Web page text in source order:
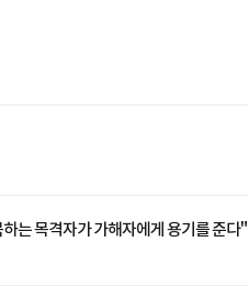
는 목격자가 가해자에게 용기를 준다"